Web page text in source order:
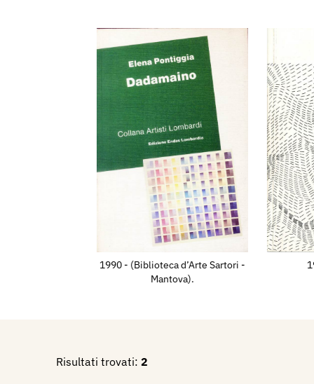
1990 - (Biblioteca d’Arte Sartori -
Mantova).
Risultati trovati: 2